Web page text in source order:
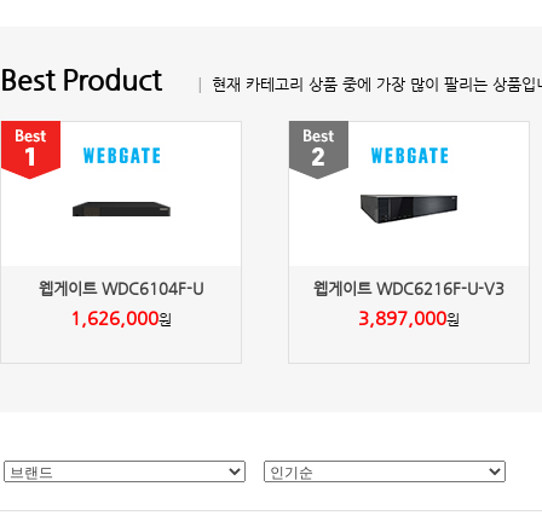
Best Product │ 현재 카테고리 상품 중에 가장 많이 팔리는 상품입
웹게이트 WDC6104F-U
1,626,000원
웹게이트 WDC6216F-U-V3
3,897,000원